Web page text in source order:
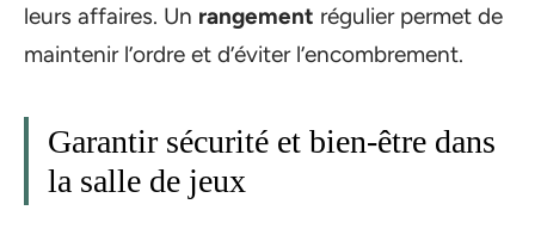
leurs affaires. Un rangement régulier permet de
maintenir l’ordre et d’éviter l’encombrement.
Garantir sécurité et bien-être dans
la salle de jeux